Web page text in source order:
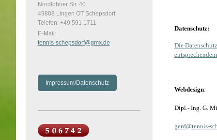
Datenschutz:
Die
Webdesign:
Dipl.- Ing. G.
gerd@tennis-
Nordlohner Str. 40
49808 Lingen OT Schepsdorf
Telefon: +49 591 1711
E-Mail:
tennis-schepsdorf@gmx.de
Impressum/Datenschutz